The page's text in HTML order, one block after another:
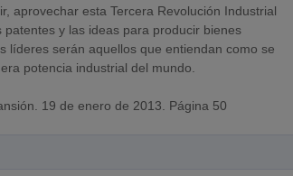
aprovechar esta Tercera Revolución Industrial
y las ideas para producir bienes
líderes serán aquellos que entiendan como se
potencia industrial del mundo.
19 de enero de 2013. Página 50